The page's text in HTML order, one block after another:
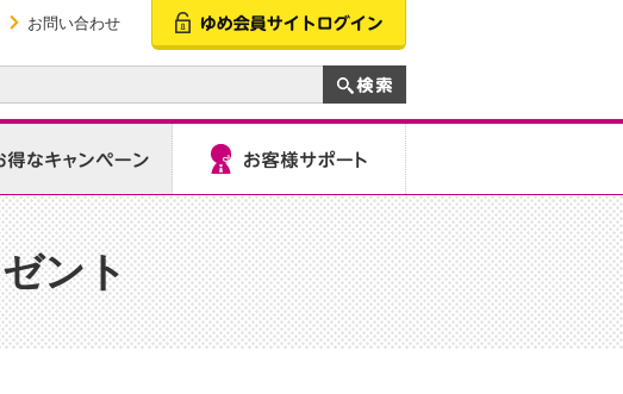
お問い合わせ
ント